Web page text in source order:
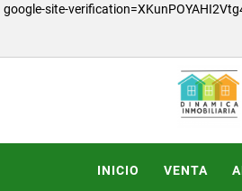
google-site-
INICIO VENTA